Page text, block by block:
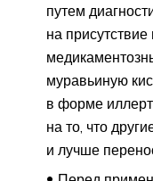
путем
на присутствие
муравьиную
в форме
на то, что
и лучше